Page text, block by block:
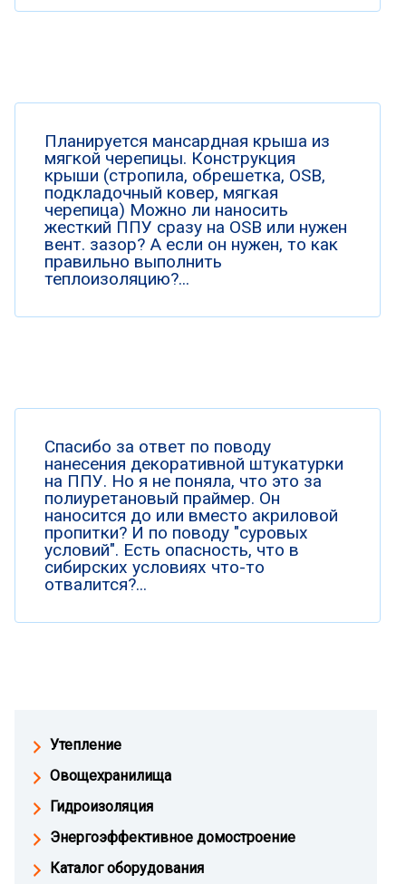
Планируется мансардная крыша из
мягкой черепицы. Конструкция
крыши (стропила, обрешетка, OSB,
подкладочный ковер, мягкая
черепица) Можно ли наносить
жесткий ППУ сразу на OSB или нужен
вент. зазор? А если он нужен, то как
правильно выполнить
теплоизоляцию?...
Спасибо за ответ по поводу
нанесения декоративной штукатурки
на ППУ. Но я не поняла, что это за
полиуретановый праймер. Он
наносится до или вместо акриловой
пропитки? И по поводу "суровых
условий". Есть опасность, что в
сибирских условиях что-то
отвалится?...
Утепление
Овощехранилища
Гидроизоляция
Энергоэффективное домостроение
Каталог оборудования